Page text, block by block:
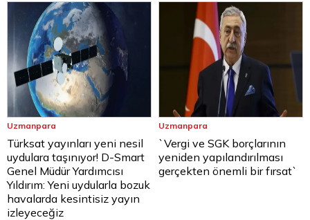
Uzmanpara
Türksat yayınları yeni nesil
uydulara taşınıyor! D-Smart
Genel Müdür Yardımcısı
Yıldırım: Yeni uydularla bozuk
havalarda kesintisiz yayın
izleyeceğiz
Uzmanpara
`Vergi ve SGK borçlarının
yeniden yapılandırılması
gerçekten önemli bir fırsat`